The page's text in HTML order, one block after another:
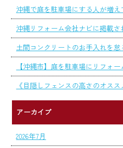
沖縄で庭を駐車場にする人が増え
沖縄リフォーム会社ナビに掲載さ
土間コンクリートのお手入れを怠
【沖縄市】庭を駐車場にリフォー
《目隠しフェンスの高さのオスス
アーカイブ
2026年7月